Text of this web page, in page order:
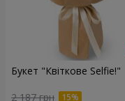
Букет "Квіткове Selfie!"
2 187 грн